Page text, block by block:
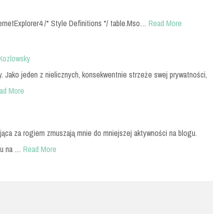
/* Style Definitions */ table.Mso… Read More
Jako jeden z nielicznych, konsekwentnie strzeże swej prywatności,
More
za rogiem zmuszają mnie do mniejszej aktywności na blogu.
na … Read More